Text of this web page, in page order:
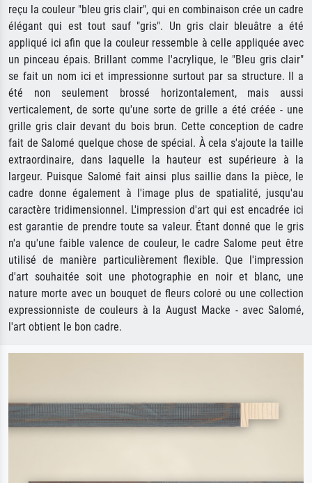
reçu la couleur "bleu gris clair", qui en combinaison crée un cadre
élégant qui est tout sauf "gris". Un gris clair bleuâtre a été
appliqué ici afin que la couleur ressemble à celle appliquée avec
un pinceau épais. Brillant comme l'acrylique, le "Bleu gris clair"
se fait un nom ici et impressionne surtout par sa structure. Il a
été non seulement brossé horizontalement, mais aussi
verticalement, de sorte qu'une sorte de grille a été créée - une
grille gris clair devant du bois brun. Cette conception de cadre
fait de Salomé quelque chose de spécial. À cela s'ajoute la taille
extraordinaire, dans laquelle la hauteur est supérieure à la
largeur. Puisque Salomé fait ainsi plus saillie dans la pièce, le
cadre donne également à l'image plus de spatialité, jusqu'au
caractère tridimensionnel. L'impression d'art qui est encadrée ici
est garantie de prendre toute sa valeur. Étant donné que le gris
n'a qu'une faible valence de couleur, le cadre Salome peut être
utilisé de manière particulièrement flexible. Que l'impression
d'art souhaitée soit une photographie en noir et blanc, une
nature morte avec un bouquet de fleurs coloré ou une collection
expressionniste de couleurs à la August Macke - avec Salomé,
l'art obtient le bon cadre.